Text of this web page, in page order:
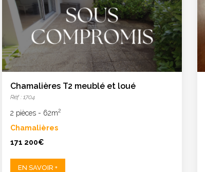
Chamalières T2 meublé et loué
Réf : 1704
2 pièces - 62m2
Chamalières
171 200€
EN SAVOIR +